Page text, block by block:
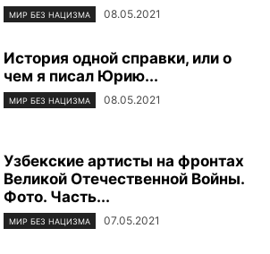
МИР БЕЗ НАЦИЗМА 08.05.2021
История одной справки, или о
чем я писал Юрию...
МИР БЕЗ НАЦИЗМА 08.05.2021
Узбекские артисты на фронтах
Великой Отечественной Войны.
Фото. Часть...
МИР БЕЗ НАЦИЗМА 07.05.2021